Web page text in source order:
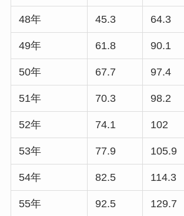
48年 45.3 64.3
49年 61.8 90.1
50年 67.7 97.4
51年 70.3 98.2
52年 74.1 102
53年 77.9 105.9
54年 82.5 114.3
55年 92.5 129.7